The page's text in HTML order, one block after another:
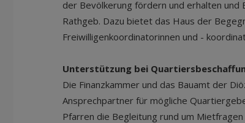
der Bevölkerung fördern und erhalten und
Rathgeb. Dazu bietet das Haus der
Freiwilligenkoordinatorinnen und -
Unterstützung bei
Die Finanzkammer und das Bauamt der
Ansprechpartner für mögliche
Pfarren die Begleitung rund um